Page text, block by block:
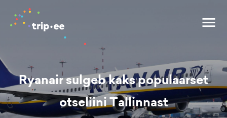
Ryanair sulgeb kaks populaarset
otseliini Tallinnast